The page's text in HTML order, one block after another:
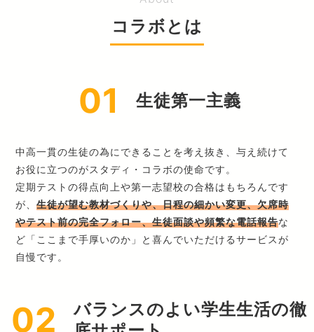
コラボとは
01 生徒第一主義
中高一貫の生徒の為にできることを考え抜き、与え続けて
お役に立つのがスタディ・コラボの使命です。
定期テストの得点向上や第一志望校の合格はもちろんです
が、生徒が望む教材づくりや、日程の細かい変更、欠席時
やテスト前の完全フォロー、生徒面談や頻繁な電話報告な
ど「ここまで手厚いのか」と喜んでいただけるサービスが
自慢です。
02
バランスのよい学生生活の徹